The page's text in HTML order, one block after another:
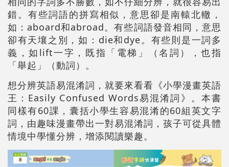
錯。有些詞語的拼寫相似，意思卻是南轅北轍，
如：aboard和abroad。有些詞語發音相同，意思
卻有天壤之別，如：die和dye。有些則是一詞多
義，如lift一字，既指「電梯」（名詞），也指
「舉起」（動詞）。
想分辨英語易混淆詞，就要來看看《小學漫畫英語
王：Easily Confused Words易混淆詞》。本書
同樣有60課，囊括小學生容易混淆的60組英文字
詞，由趣味漫畫帶出一對易混淆詞，孩子可從具體
情境中學懂分辨，增添閱讀樂趣。